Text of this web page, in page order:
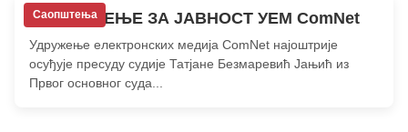
О нама
Контакт
Саопштења
САОПШТЕЊЕ ЗА ЈАВНОСТ УЕМ ComNet
Удружење електронских медија ComNet најоштрије
осуђује пресуду судије Татјане Безмаревић Јањић из
Првог основног суда...